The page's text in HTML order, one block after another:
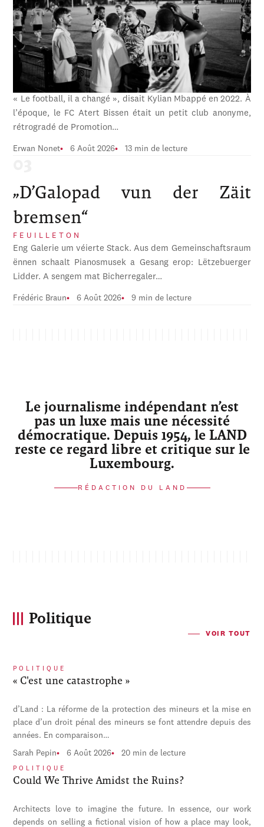
« Le football, il a changé », disait Kylian Mbappé en 2022. À
l’époque, le FC Atert Bissen était un petit club anonyme,
rétrogradé de Promotion…
Erwan Nonet 6 Août 2026 13 min de lecture
„D’Galopad vun der Zäit
bremsen“
FEUILLETON
Eng Galerie um véierte Stack. Aus dem Gemeinschaftsraum
ënnen schaalt Pianosmusek a Gesang erop: Lëtzebuerger
Lidder. A sengem mat Bicherregaler…
Frédéric Braun 6 Août 2026 9 min de lecture
Le journalisme indépendant n’est
pas un luxe mais une nécessité
démocratique. Depuis 1954, le LAND
reste ce regard libre et critique sur le
Luxembourg.
RÉDACTION DU LAND
Politique
VOIR TOUT
POLITIQUE
« C'est une catastrophe »
d’Land : La réforme de la protection des mineurs et la mise en
place d’un droit pénal des mineurs se font attendre depuis des
années. En comparaison…
Sarah Pepin 6 Août 2026 20 min de lecture
POLITIQUE
Could We Thrive Amidst the Ruins?
Architects love to imagine the future. In essence, our work
depends on selling a fictional vision of how a place may look,